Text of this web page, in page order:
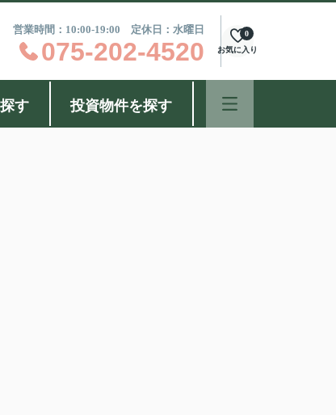
営業時間：10:00-19:00 定休日：水曜日
075-202-4520 お気に入り
0
す 投資物件を探す